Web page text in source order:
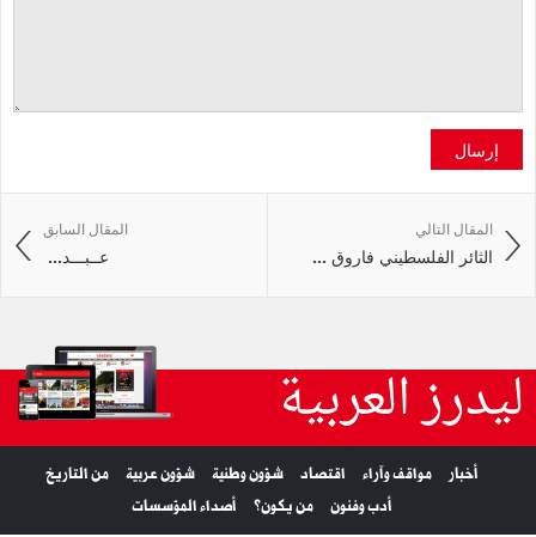
إرسال
المقال السابق
عــبـــد‭ ...
المقال التالي
الثائر الفلسطيني فاروق ...
ليدرز العربية
أخبار مواقف وآراء اقتصاد شؤون وطنية شؤون عربية
من التاريخ
أدب وفنون
من يكون؟ أصداء المؤسسات